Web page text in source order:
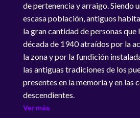
de pertenencia y arraigo. Siendo
escasa población, antiguos
la gran cantidad de personas que
década de 1940 atraídos por la
la zona y por la fundición
las antiguas tradiciones de los
presentes en la memoria y en las
descendientes.
Ver más